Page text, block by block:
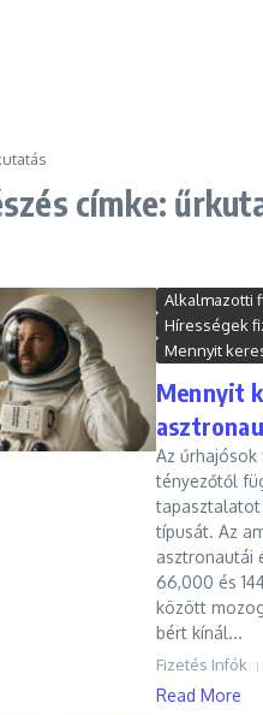
címke:
Alkalmazotti
Hírességek
Mennyit
Mennyit
Az űrhajósok
tényezőtől
tapasztalatot
típusát. Az
asztronautái
66,000 és
között
bért kínál...
Fizetés Infók
Read More